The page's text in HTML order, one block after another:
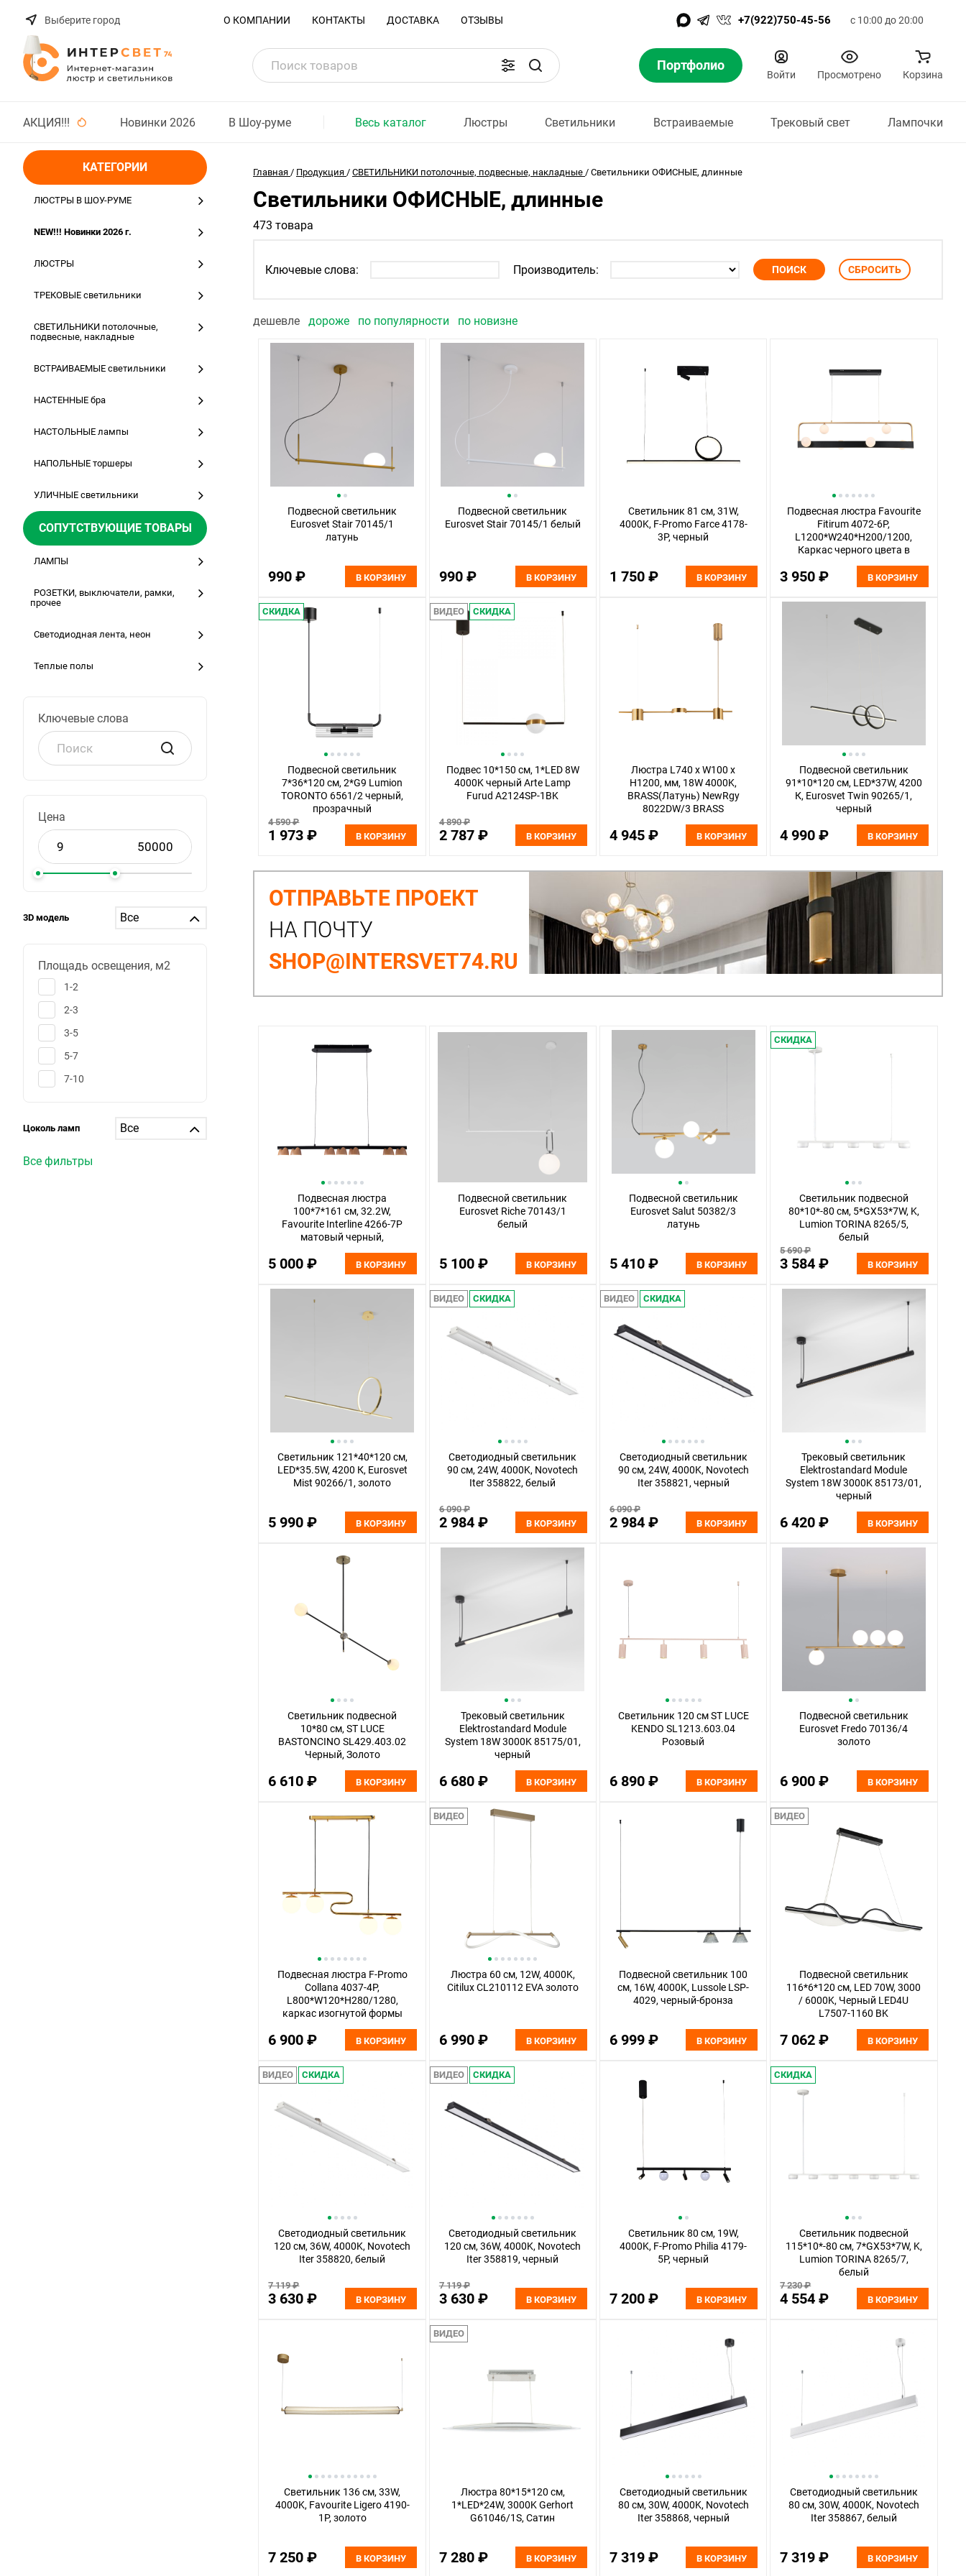
Выберите город О КОМПАНИИ КОНТАКТЫ ДОСТАВКА ОТЗЫВЫ +7(922)750-45-56 с 10:00 до 20:00
Портфолио
Войти Просмотрено Корзина
АКЦИЯ!!! Новинки 2026 В Шоу-руме Весь каталог Люстры Светильники Встраиваемые Трековый свет Лампочки
КАТЕГОРИИ
ЛЮСТРЫ В ШОУ-РУМЕ
NEW!!! Новинки 2026 г.
ЛЮСТРЫ
ТРЕКОВЫЕ светильники
СВЕТИЛЬНИКИ потолочные,
подвесные, накладные
ВСТРАИВАЕМЫЕ светильники
НАСТЕННЫЕ бра
НАСТОЛЬНЫЕ лампы
НАПОЛЬНЫЕ торшеры
УЛИЧНЫЕ светильники
СОПУТСТВУЮЩИЕ ТОВАРЫ
ЛАМПЫ
РОЗЕТКИ, выключатели, рамки,
прочее
Светодиодная лента, неон
Теплые полы
Ключевые слова
Цена
3D модель
Площадь освещения, м2
1-2
2-3
3-5
5-7
7-10
12-15
20-25
Цоколь ламп
Все фильтры
Главная / Продукция / СВЕТИЛЬНИКИ потолочные, подвесные, накладные / Светильники ОФИСНЫЕ, длинные
Светильники ОФИСНЫЕ, длинные
473 товара
Ключевые слова: Производитель:
дешевле дороже по популярности по новизне
Подвесной светильник
Eurosvet Stair 70145/1
латунь
990 ₽ В КОРЗИНУ
Подвесной светильник
Eurosvet Stair 70145/1 белый
990 ₽ В КОРЗИНУ
Светильник 81 см, 31W,
4000K, F-Promo Farce 4178-
3P, черный
1 750 ₽ В КОРЗИНУ
Подвесная люстра Favourite
Fitirum 4072-6P,
L1200*W240*H200/1200,
Каркас черного цвета в
плафоны из белого акрила,
два источника света -
встроенная лента LED и
лампы внутри плафонов.
3 950 ₽ В КОРЗИНУ
СКИДКА
Подвесной светильник
7*36*120 см, 2*G9 Lumion
TORONTO 6561/2 черный,
прозрачный
4 590 ₽
1 973 ₽ В КОРЗИНУ
ВИДЕО СКИДКА
Подвес 10*150 см, 1*LED 8W
4000K черный Arte Lamp
Furud A2124SP-1BK
4 890 ₽
2 787 ₽ В КОРЗИНУ
Люстра L740 x W100 x
H1200, мм, 18W 4000K,
BRASS(Латунь) NewRgy
8022DW/3 BRASS
4 945 ₽ В КОРЗИНУ
Подвесной светильник
91*10*120 см, LED*37W, 4200
К, Eurosvet Twin 90265/1,
черный
4 990 ₽ В КОРЗИНУ
ОТПРАВЬТЕ ПРОЕКТ
НА ПОЧТУ
SHOP@INTERSVET74.RU
Подвесная люстра
100*7*161 см, 32.2W,
Favourite Interline 4266-7P
матовый черный,
текстура дерева
5 000 ₽ В КОРЗИНУ
Подвесной светильник
Eurosvet Riche 70143/1
белый
5 100 ₽ В КОРЗИНУ
Подвесной светильник
Eurosvet Salut 50382/3
латунь
5 410 ₽ В КОРЗИНУ
СКИДКА
Светильник подвесной
80*10*-80 см, 5*GX53*7W, K,
Lumion TORINA 8265/5,
белый
5 690 ₽
3 584 ₽ В КОРЗИНУ
Светильник 121*40*120 см,
LED*35.5W, 4200 К, Eurosvet
Mist 90266/1, золото
5 990 ₽ В КОРЗИНУ
ВИДЕО СКИДКА
Светодиодный светильник
90 см, 24W, 4000K, Novotech
Iter 358822, белый
6 090 ₽
2 984 ₽ В КОРЗИНУ
ВИДЕО СКИДКА
Светодиодный светильник
90 см, 24W, 4000K, Novotech
Iter 358821, черный
6 090 ₽
2 984 ₽ В КОРЗИНУ
Трековый светильник
Elektrostandard Module
System 18W 3000K 85173/01,
черный
6 420 ₽ В КОРЗИНУ
Светильник подвесной
10*80 см, ST LUCE
BASTONCINO SL429.403.02
Черный, Золото
6 610 ₽ В КОРЗИНУ
Трековый светильник
Elektrostandard Module
System 18W 3000K 85175/01,
черный
6 680 ₽ В КОРЗИНУ
Светильник 120 см ST LUCE
KENDO SL1213.603.04
Розовый
6 890 ₽ В КОРЗИНУ
Подвесной светильник
Eurosvet Fredo 70136/4
золото
6 900 ₽ В КОРЗИНУ
Подвесная люстра F-Promo
Collana 4037-4P,
L800*W120*H280/1280,
каркас изогнутой формы
белого стекла
6 900 ₽ В КОРЗИНУ
ВИДЕО
Люстра 60 см, 12W, 4000K,
Citilux CL210112 EVA золото
6 990 ₽ В КОРЗИНУ
Подвесной светильник 100
см, 16W, 4000K, Lussole LSP-
4029, черный-бронза
6 999 ₽ В КОРЗИНУ
ВИДЕО
Подвесной светильник
116*6*120 см, LED 70W, 3000
/ 6000K, Черный LED4U
L7507-1160 BK
7 062 ₽ В КОРЗИНУ
ВИДЕО СКИДКА
Светодиодный светильник
120 см, 36W, 4000K, Novotech
Iter 358820, белый
7 119 ₽
3 630 ₽ В КОРЗИНУ
ВИДЕО СКИДКА
Светодиодный светильник
120 см, 36W, 4000K, Novotech
Iter 358819, черный
7 119 ₽
3 630 ₽ В КОРЗИНУ
Светильник 80 см, 19W,
4000K, F-Promo Philia 4179-
5P, черный
7 200 ₽ В КОРЗИНУ
СКИДКА
Светильник подвесной
115*10*-80 см, 7*GX53*7W, K,
Lumion TORINA 8265/7,
белый
7 230 ₽
4 554 ₽ В КОРЗИНУ
Светильник 136 см, 33W,
4000K, Favourite Ligero 4190-
1P, золото
7 250 ₽ В КОРЗИНУ
ВИДЕО
Люстра 80*15*120 см,
1*LED*24W, 3000K Gerhort
G61046/1S, Сатин
7 280 ₽ В КОРЗИНУ
Светодиодный светильник
80 см, 30W, 4000K, Novotech
Iter 358868, черный
7 319 ₽ В КОРЗИНУ
Светодиодный светильник
80 см, 30W, 4000K, Novotech
Iter 358867, белый
7 319 ₽ В КОРЗИНУ